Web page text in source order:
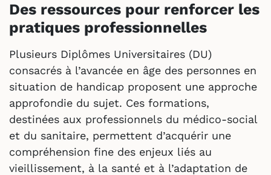
Des ressources pour renforcer les
pratiques professionnelles
Plusieurs Diplômes Universitaires (DU)
consacrés à l’avancée en âge des personnes en
situation de handicap proposent une approche
approfondie du sujet. Ces formations,
destinées aux professionnels du médico-social
et du sanitaire, permettent d’acquérir une
compréhension fine des enjeux liés au
vieillissement, à la santé et à l’adaptation de